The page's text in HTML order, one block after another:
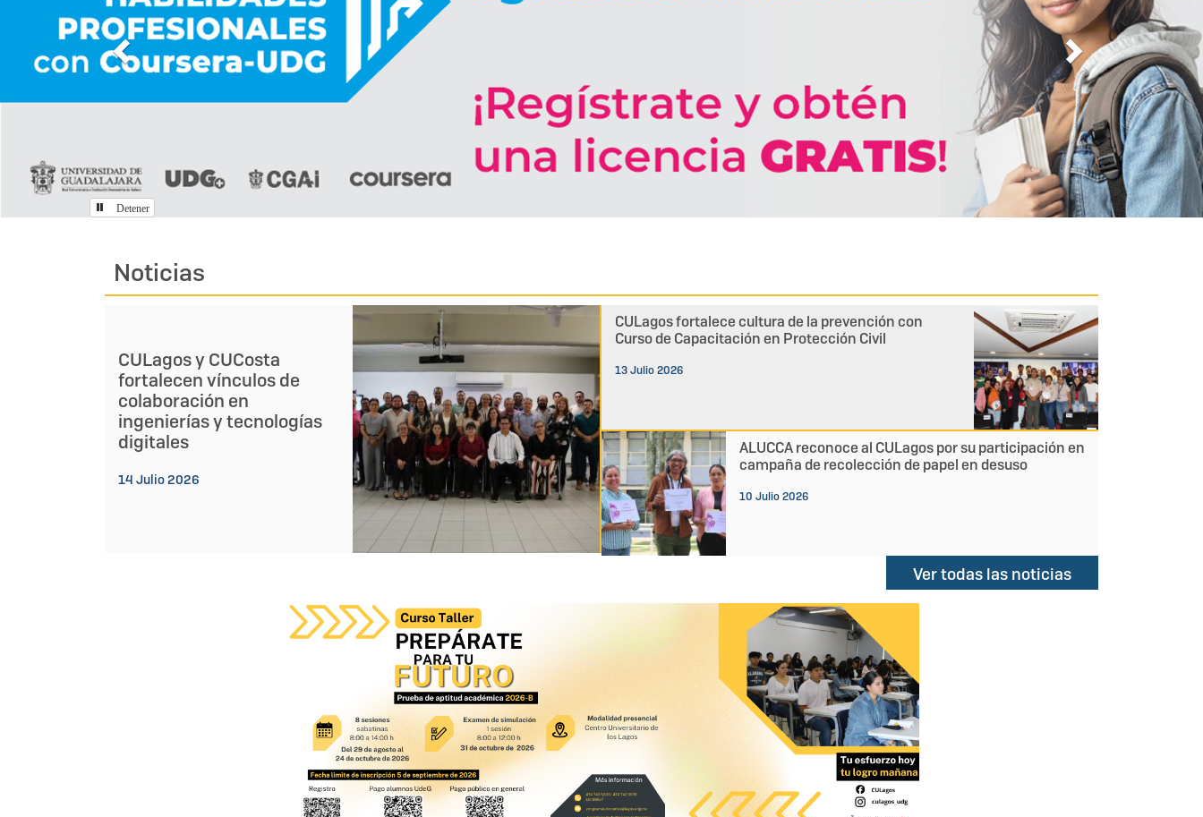
Detener
Noticias
CULagos y CUCosta
fortalecen vínculos de
colaboración en
ingenierías y tecnologías
digitales
14 Julio 2026
CULagos fortalece cultura de la prevención con
Curso de Capacitación en Protección Civil
13 Julio 2026
ALUCCA reconoce al CULagos por su participación en
campaña de recolección de papel en desuso
10 Julio 2026
Ver todas las noticias